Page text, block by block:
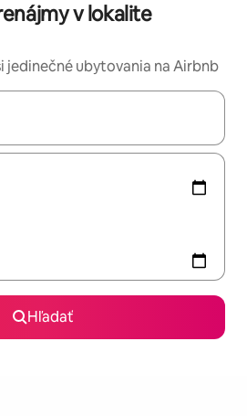
v lokalite
jedinečné ubytovania na Airbnb
môžete si ich prechádzať
Hľadať